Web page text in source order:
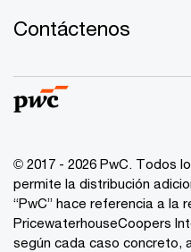
Contáctenos
© 2017 - 2026 PwC. Todos
permite la distribución
“PwC” hace referencia a la
PricewaterhouseCoopers
según cada caso concreto,